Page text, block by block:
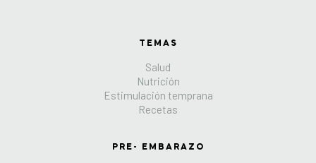
TEMAS
Salud
Nutrición
Estimulación temprana
Recetas
PRE- EMBARAZO